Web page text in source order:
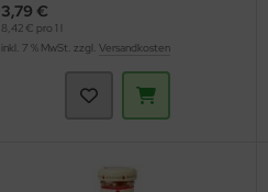
3,79 €
8,42 € pro 1 l
inkl. 7 % MwSt. zzgl. Versandkosten